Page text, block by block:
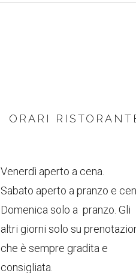
ORARI
Venerdì aperto a cena.
Sabato aperto a pranzo e
Domenica solo a pranzo. Gli
altri giorni solo su
che è sempre gradita e
consigliata.